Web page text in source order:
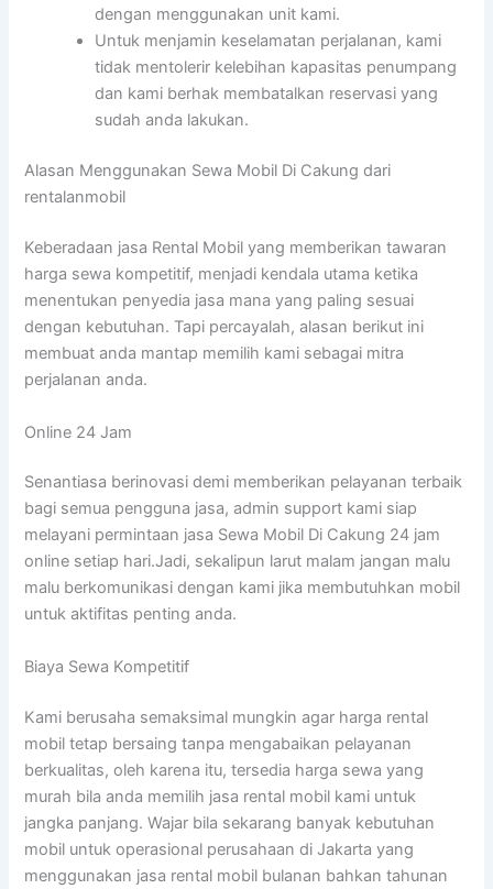
dengan menggunakan unit kami.
Untuk menjamin keselamatan perjalanan, kami
tidak mentolerir kelebihan kapasitas penumpang
dan kami berhak membatalkan reservasi yang
sudah anda lakukan.
Alasan Menggunakan Sewa Mobil Di Cakung dari
rentalanmobil
Keberadaan jasa Rental Mobil yang memberikan tawaran
harga sewa kompetitif, menjadi kendala utama ketika
menentukan penyedia jasa mana yang paling sesuai
dengan kebutuhan. Tapi percayalah, alasan berikut ini
membuat anda mantap memilih kami sebagai mitra
perjalanan anda.
Online 24 Jam
Senantiasa berinovasi demi memberikan pelayanan terbaik
bagi semua pengguna jasa, admin support kami siap
melayani permintaan jasa Sewa Mobil Di Cakung 24 jam
online setiap hari.Jadi, sekalipun larut malam jangan malu
malu berkomunikasi dengan kami jika membutuhkan mobil
untuk aktifitas penting anda.
Biaya Sewa Kompetitif
Kami berusaha semaksimal mungkin agar harga rental
mobil tetap bersaing tanpa mengabaikan pelayanan
berkualitas, oleh karena itu, tersedia harga sewa yang
murah bila anda memilih jasa rental mobil kami untuk
jangka panjang. Wajar bila sekarang banyak kebutuhan
mobil untuk operasional perusahaan di Jakarta yang
menggunakan jasa rental mobil bulanan bahkan tahunan